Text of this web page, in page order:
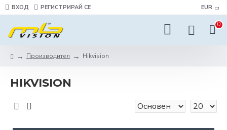
ВХОД РЕГИСТРИРАЙ СЕ EUR
0
Производител Hikvision
HIKVISION